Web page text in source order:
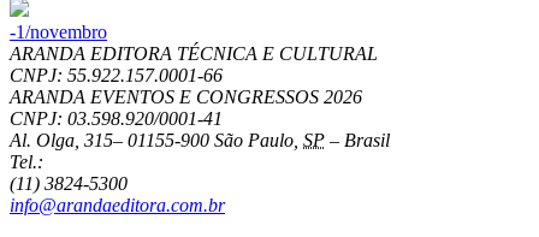
-1/novembro
ARANDA EDITORA TÉCNICA E CULTURAL
CNPJ: 55.922.157.0001-66
ARANDA EVENTOS E CONGRESSOS 2026
CNPJ: 03.598.920/0001-41
Al. Olga, 315– 01155-900 São Paulo SP – Brasil
Tel.:
(11) 3824-5300
info@arandaeditora.com.br